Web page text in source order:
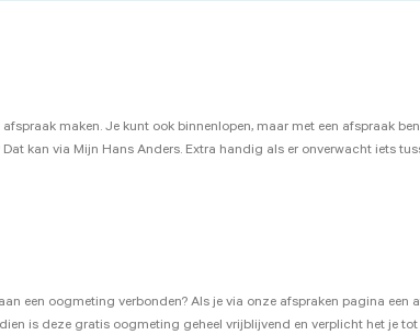
maken. Je kunt ook binnenlopen, maar met een afspraak
kan via Mijn Hans Anders. Extra handig als er onverwacht iets
een oogmeting verbonden? Als je via onze afspraken pagina een
is deze gratis oogmeting geheel vrijblijvend en verplicht het je